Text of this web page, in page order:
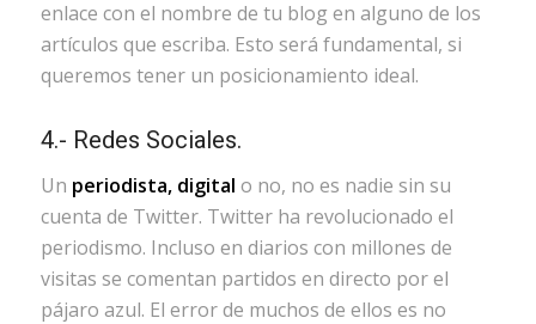
enlace con el nombre de tu blog en alguno de los
artículos que escriba. Esto será fundamental, si
queremos tener un posicionamiento ideal.
4.- Redes Sociales.
Un periodista, digital o no, no es nadie sin su
cuenta de Twitter. Twitter ha revolucionado el
periodismo. Incluso en diarios con millones de
visitas se comentan partidos en directo por el
pájaro azul. El error de muchos de ellos es no